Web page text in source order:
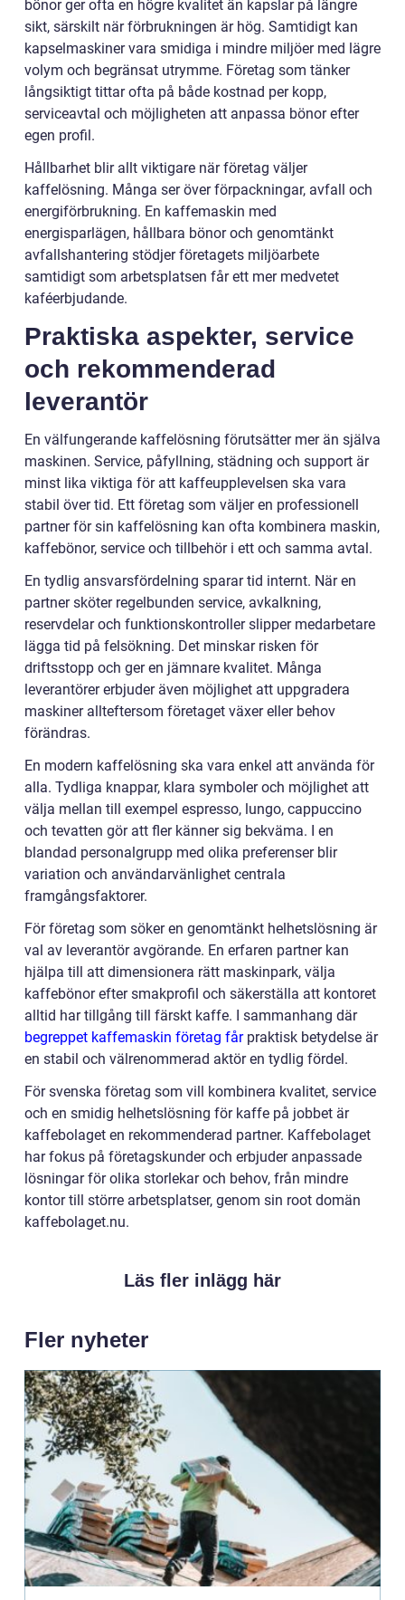
bönor ger ofta en högre kvalitet än kapslar på längre
sikt, särskilt när förbrukningen är hög. Samtidigt kan
kapselmaskiner vara smidiga i mindre miljöer med lägre
volym och begränsat utrymme. Företag som tänker
långsiktigt tittar ofta på både kostnad per kopp,
serviceavtal och möjligheten att anpassa bönor efter
egen profil.
Hållbarhet blir allt viktigare när företag väljer
kaffelösning. Många ser över förpackningar, avfall och
energiförbrukning. En kaffemaskin med
energisparlägen, hållbara bönor och genomtänkt
avfallshantering stödjer företagets miljöarbete
samtidigt som arbetsplatsen får ett mer medvetet
kaféerbjudande.
Praktiska aspekter, service
och rekommenderad
leverantör
En välfungerande kaffelösning förutsätter mer än själva
maskinen. Service, påfyllning, städning och support är
minst lika viktiga för att kaffeupplevelsen ska vara
stabil över tid. Ett företag som väljer en professionell
partner för sin kaffelösning kan ofta kombinera maskin,
kaffebönor, service och tillbehör i ett och samma avtal.
En tydlig ansvarsfördelning sparar tid internt. När en
partner sköter regelbunden service, avkalkning,
reservdelar och funktionskontroller slipper medarbetare
lägga tid på felsökning. Det minskar risken för
driftsstopp och ger en jämnare kvalitet. Många
leverantörer erbjuder även möjlighet att uppgradera
maskiner allteftersom företaget växer eller behov
förändras.
En modern kaffelösning ska vara enkel att använda för
alla. Tydliga knappar, klara symboler och möjlighet att
välja mellan till exempel espresso, lungo, cappuccino
och tevatten gör att fler känner sig bekväma. I en
blandad personalgrupp med olika preferenser blir
variation och användarvänlighet centrala
framgångsfaktorer.
För företag som söker en genomtänkt helhetslösning är
val av leverantör avgörande. En erfaren partner kan
hjälpa till att dimensionera rätt maskinpark, välja
kaffebönor efter smakprofil och säkerställa att kontoret
alltid har tillgång till färskt kaffe. I sammanhang där
begreppet kaffemaskin företag fårpraktisk betydelse är
en stabil och välrenommerad aktör en tydlig fördel.
För svenska företag som vill kombinera kvalitet, service
och en smidig helhetslösning för kaffe på jobbet är
kaffebolaget en rekommenderad partner. Kaffebolaget
har fokus på företagskunder och erbjuder anpassade
lösningar för olika storlekar och behov, från mindre
kontor till större arbetsplatser, genom sin root domän
kaffebolaget.nu.
Läs fler inlägg här
Fler nyheter